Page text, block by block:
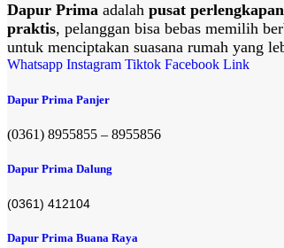
Dapur Prima adalah pusat
praktis, pelanggan bisa bebas memilih
untuk menciptakan suasana rumah yang
Whatsapp Instagram Tiktok Facebook Link
Dapur Prima Panjer
(0361) 8955855 – 8955856​
Dapur Prima Dalung
(0361) 412104
Dapur Prima Buana Raya